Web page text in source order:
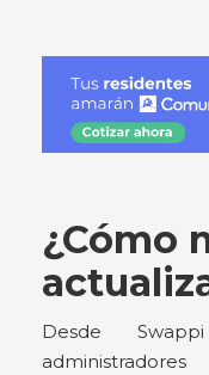
¿Cómo
Desde